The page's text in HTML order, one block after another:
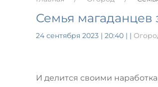
Семья магаданцев
24 сентября 2023 | 20:40 | |
И делится своими